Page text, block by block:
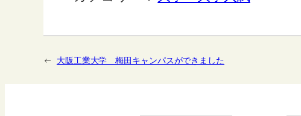
← 大阪工業大学 梅田キャンパスができました